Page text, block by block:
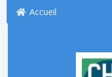
Accueil